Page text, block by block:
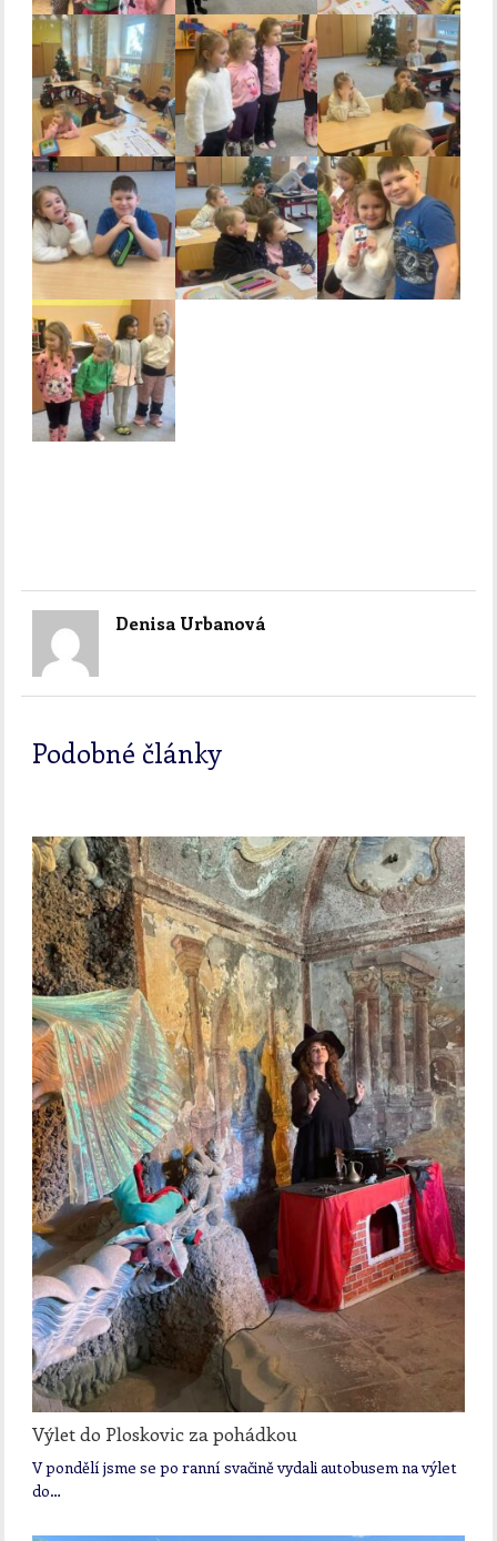
Denisa Urbanová
Podobné články
Výlet do Ploskovic za pohádkou
V pondělí jsme se po ranní svačině vydali autobusem na výlet
do…